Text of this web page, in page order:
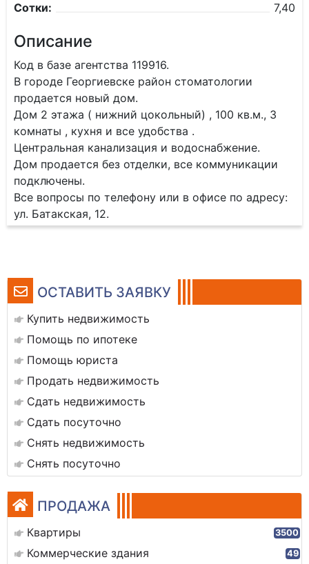
ОСТАВИТЬ ЗАЯВКУ
Купить недвижимость
Помощь по ипотеке
Помощь юриста
Продать недвижимость
Сдать недвижимость
Сдать посуточно
Снять недвижимость
Снять посуточно
ПРОДАЖА
Квартиры 3500
Коммерческие здания 49
Сотки:
7,40
Описание
Код в базе агентства 119916.
В городе Георгиевске район стоматологии
продается новый дом.
Дом 2 этажа ( нижний цокольный) , 100 кв.м., 3
комнаты , кухня и все удобства .
Центральная канализация и водоснабжение.
Дом продается без отделки, все коммуникации
подключены.
Все вопросы по телефону или в офисе по адресу:
ул. Батакская, 12.